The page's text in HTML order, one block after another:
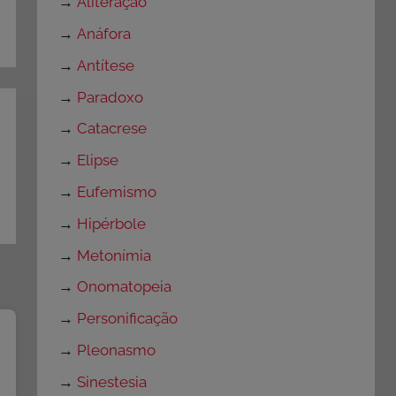
→Anáfora
→Antítese
→ Paradoxo
→Catacrese
→ Elipse
→ Eufemismo
→ Hipérbole
→ Metonímia
→Onomatopeia
→ Personificação
→ Pleonasmo
→ Sinestesia